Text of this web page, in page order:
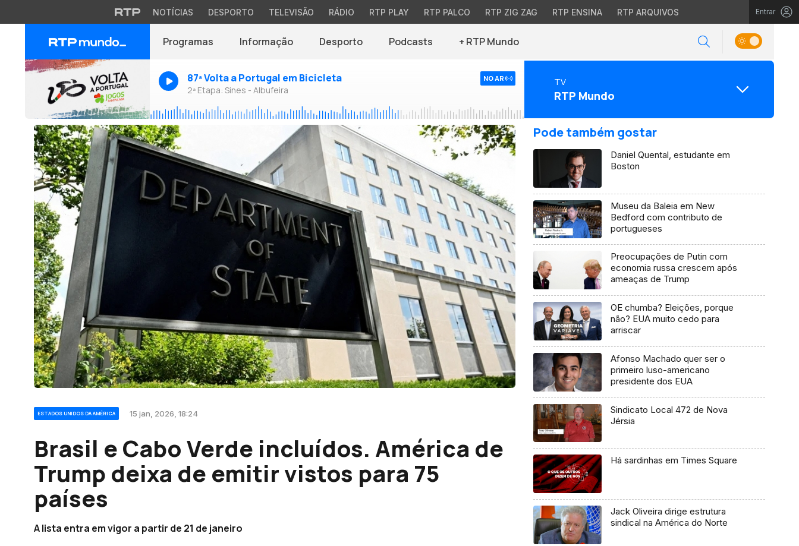
NOTÍCIAS DESPORTO TELEVISÃO RÁDIO RTP PLAY RTP PALCO RTP ZIG ZAG RTP ENSINA RTP ARQUIVOS Entrar
Programas Informação Desporto Podcasts + RTP Mundo
87ª Volta a Portugal em Bicicleta
2ª Etapa: Sines - Albufeira
NO AR TV
RTP Mundo
ESTADOS UNIDOS DA AMÉRICA 15 jan, 2026, 18:24
Brasil e Cabo Verde incluídos. América de
Trump deixa de emitir vistos para 75
países
A lista entra em vigor a partir de 21 de janeiro
Pode também gostar
Daniel Quental, estudante em
Boston
Museu da Baleia em New
Bedford com contributo de
portugueses
Preocupações de Putin com
economia russa crescem após
ameaças de Trump
OE chumba? Eleições, porque
não? EUA muito cedo para
arriscar
Afonso Machado quer ser o
primeiro luso-americano
presidente dos EUA
Sindicato Local 472 de Nova
Jérsia
Há sardinhas em Times Square
Jack Oliveira dirige estrutura
sindical na América do Norte